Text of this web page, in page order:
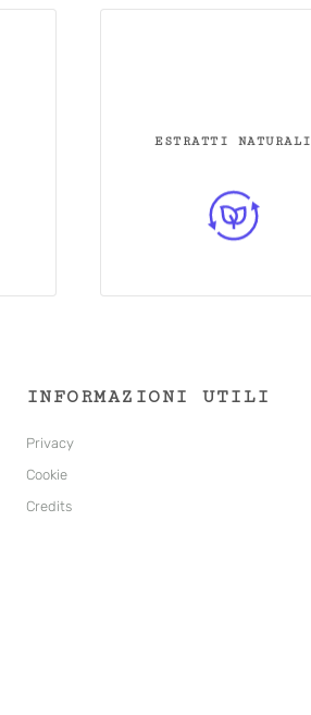
ESTRATTI NATURALI
INFORMAZIONI UTILI
Privacy
Cookie
Credits